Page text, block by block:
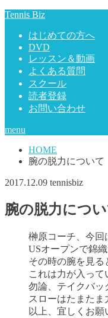
Tennis Biz
はじめての方へ
DVD
レッスン＆動画
よくある質問
スクール
読者登録
お問い合わせ
menu
HOME
腕の脱力について
2017.12.09 tennisbiz
腕の脱力につ
榊原コーチ、今回
USオープンで錦
その時の腕を見る
これは力が入っ
勿論、テイクバ
スローはたまたま
以上、宜しくお願